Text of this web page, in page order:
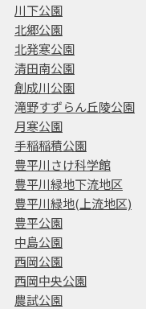
川下公園
北郷公園
北発寒公園
清田南公園
創成川公園
滝野すずらん丘陵公園
月寒公園
手稲稲積公園
豊平川さけ科学館
豊平川緑地下流地区
豊平川緑地(上流地区)
豊平公園
中島公園
西岡公園
西岡中央公園
農試公園